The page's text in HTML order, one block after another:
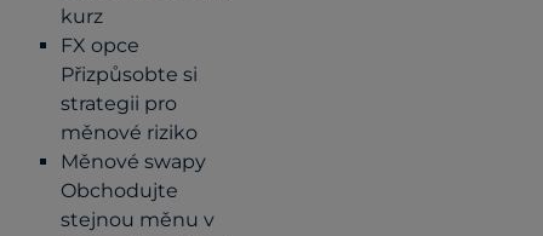
kurz
FX opce
Přizpůsobte si
strategii pro
měnové riziko
Měnové swapy
Obchodujte
stejnou měnu v